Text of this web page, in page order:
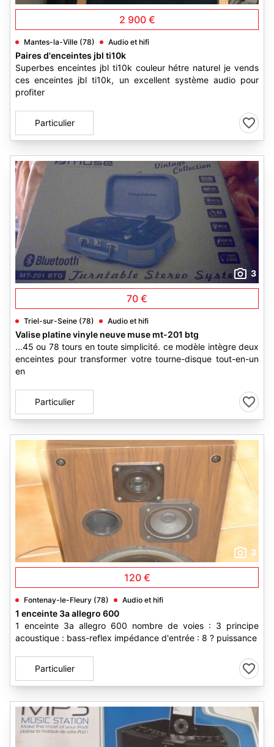
2 900 €
Mantes-la-Ville (78) Audio et hifi
Paires d'enceintes jbl ti10k
Superbes enceintes jbl ti10k couleur hétre naturel je vends
ces enceintes jbl ti10k, un excellent système audio pour
profiter
Particulier
3
70 €
Triel-sur-Seine (78) Audio et hifi
Valise platine vinyle neuve muse mt-201 btg
...45 ou 78 tours en toute simplicité. ce modèle intègre deux
enceintes pour transformer votre tourne-disque tout-en-un
en
Particulier
3
120 €
Fontenay-le-Fleury (78) Audio et hifi
1 enceinte 3a allegro 600
1 enceinte 3a allegro 600 nombre de voies : 3 principe
acoustique : bass-reflex impédance d'entrée : 8 ? puissance
Particulier